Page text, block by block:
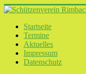
Startseite
Termine
Aktuelles
Impressum
Datenschutz